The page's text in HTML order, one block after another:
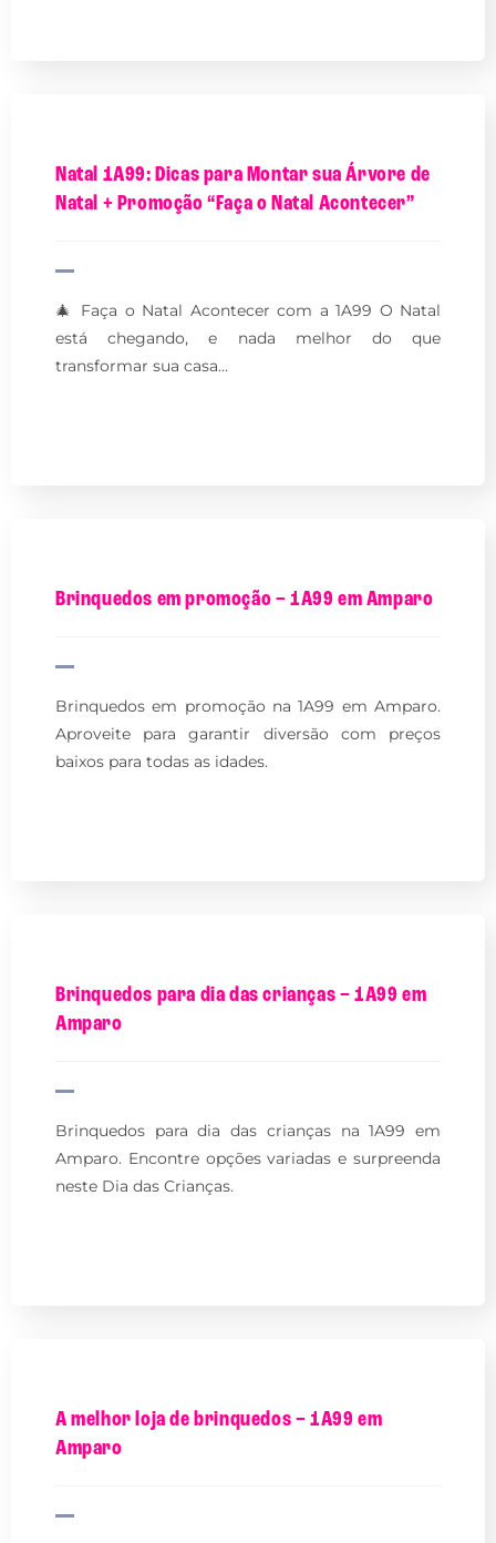
Natal 1A99: Dicas para Montar sua Árvore de
Natal + Promoção “Faça o Natal Acontecer”
🎄 Faça o Natal Acontecer com a 1A99 O Natal
está chegando, e nada melhor do que
transformar sua casa…
Brinquedos em promoção – 1A99 em Amparo
Brinquedos em promoção na 1A99 em Amparo.
Aproveite para garantir diversão com preços
baixos para todas as idades.
Brinquedos para dia das crianças – 1A99 em
Amparo
Brinquedos para dia das crianças na 1A99 em
Amparo. Encontre opções variadas e surpreenda
neste Dia das Crianças.
A melhor loja de brinquedos – 1A99 em
Amparo